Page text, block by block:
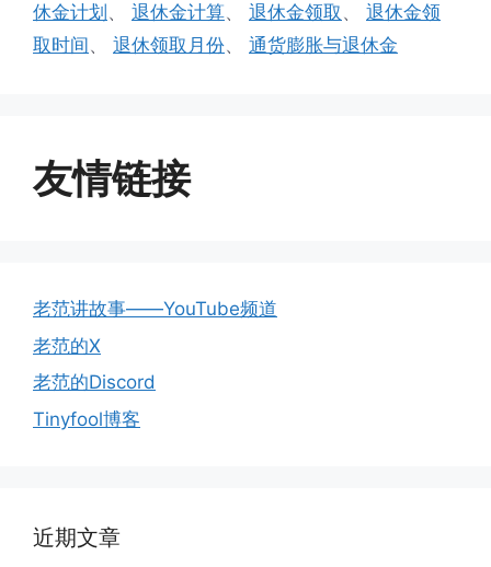
休金计划 、 退休金计算、 退休金领取 、 退休金领
取时间、 退休领取月份、 通货膨胀与退休金
友情链接
老范讲故事——YouTube频道
老范的X
老范的Discord
Tinyfool博客
近期文章